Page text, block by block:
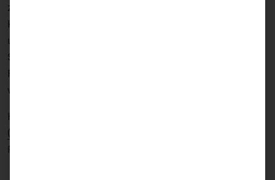
zu öffnen. Mit Ohrenspitzer-Methoden lernen die
Kinder mediale Wirkungen kennen und reflektieren
und legen eine gute Grundlage für einen besseren
Schriftspracherwerb.
Für Kleinkinder, Grundschulkinder und Kinder auf
weiterführenden Schulen.
Herausgeber:
(LFK)
Publikationsdatum: 2024